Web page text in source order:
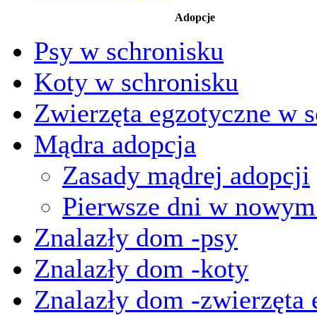
Adopcje
Psy w schronisku
Koty w schronisku
Zwierzęta egzotyczne w
Mądra adopcja
Zasady mądrej adopcji
Pierwsze dni w
Znalazły dom -psy
Znalazły dom -koty
Znalazły dom -zwierzęta